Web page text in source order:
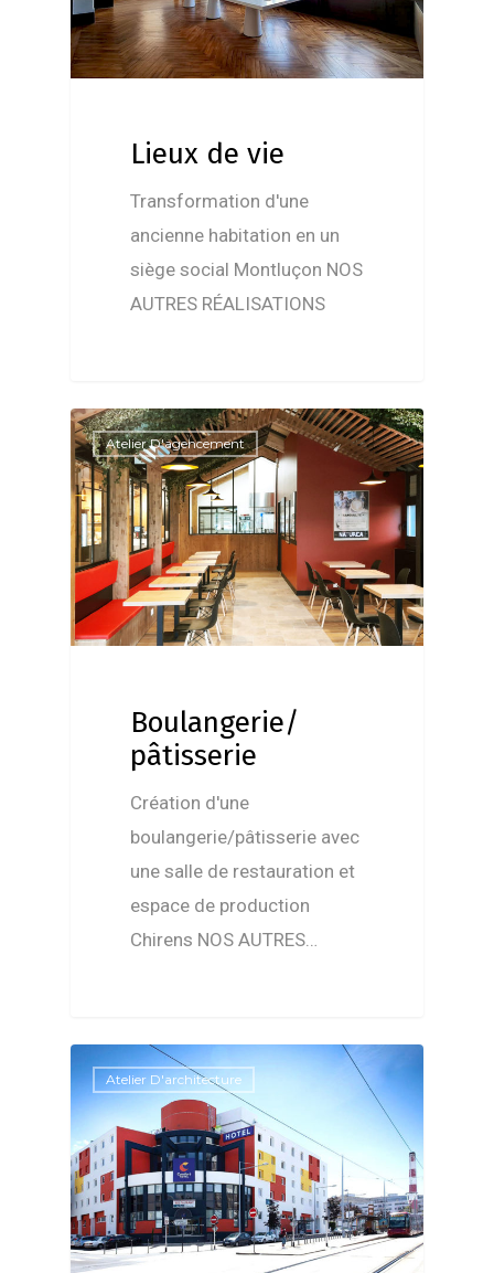
Lieux de vie
Transformation d'une
ancienne habitation en un
siège social Montluçon NOS
AUTRES RÉALISATIONS
Atelier D'agencement
Boulangerie/
pâtisserie
Création d'une
boulangerie/pâtisserie avec
une salle de restauration et
espace de production
Chirens NOS AUTRES…
Atelier D'architecture